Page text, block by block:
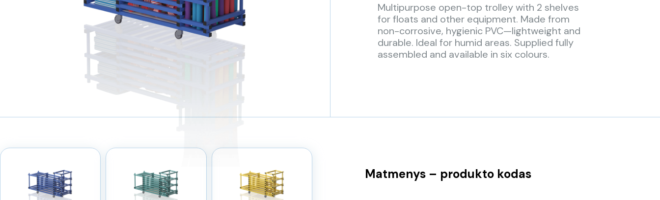
Multipurpose open-top trolley with 2 shelves
for floats and other equipment. Made from
non-corrosive, hygienic PVC—lightweight and
durable. Ideal for humid areas. Supplied fully
assembled and available in six colours.
Matmenys – produkto kodas